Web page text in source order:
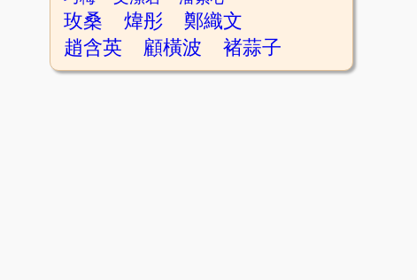
玫桑 煒彤
鄭織文
趙含英
顧橫波 褚蒜子